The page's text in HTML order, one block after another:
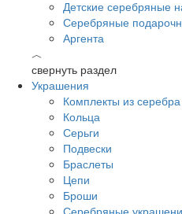
Детские серебряные
Серебряные
Аргента
︿
свернуть раздел
Украшения
Комплекты из серебра
Кольца
Серьги
Подвески
Браслеты
Цепи
Броши
Серебряные